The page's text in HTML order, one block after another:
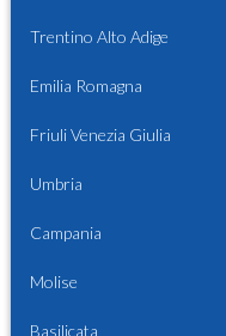
Trentino Alto Adige
Emilia Romagna
Friuli Venezia Giulia
Umbria
Campania
Molise
Basilicata